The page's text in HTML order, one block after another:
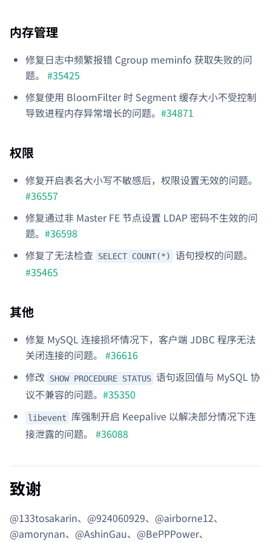
内存管理
修复日志中频繁报错 Cgroup meminfo 获取失败的问
题。 #35425
修复使用 BloomFilter 时 Segment 缓存大小不受控制
导致进程内存异常增长的问题。 #34871
权限
修复开启表名大小写不敏感后，权限设置无效的问题。
#36557
修复通过非 Master FE 节点设置 LDAP 密码不生效的问
题。 #36598
修复了无法检查
SELECT COUNT(*)
语句授权的问题。
#35465
其他
修复 MySQL 连接损坏情况下，客户端 JDBC 程序无法
关闭连接的问题。 #36616
修改 SHOW PROCEDURE STATUS 语句返回值与 MySQL 协
议不兼容的问题。 #35350
libevent
库强制开启 Keepalive 以解决部分情况下连
接泄露的问题。 #36088
致谢
@133tosakarin、@924060929、@airborne12、
@amorynan、@AshinGau、@BePPPower、